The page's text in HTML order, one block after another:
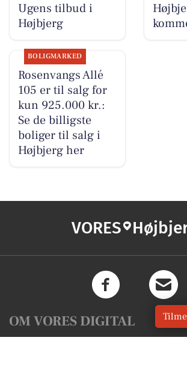
Ugens tilbud i
Højbjerg
BOLIGMARKED
Rosenvangs Allé
105 er til salg for
kun 925.000 kr.:
Se de billigste
boliger til salg i
Højbjerg her
VORES
OM VORES DIGITAL